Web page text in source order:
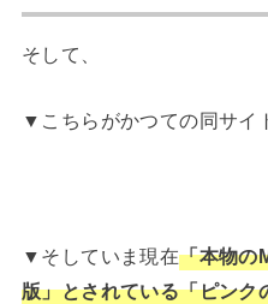
そして、
▼こちらがかつての同サイ
▼そしていま現在「本物の
版」とされている「ピンク